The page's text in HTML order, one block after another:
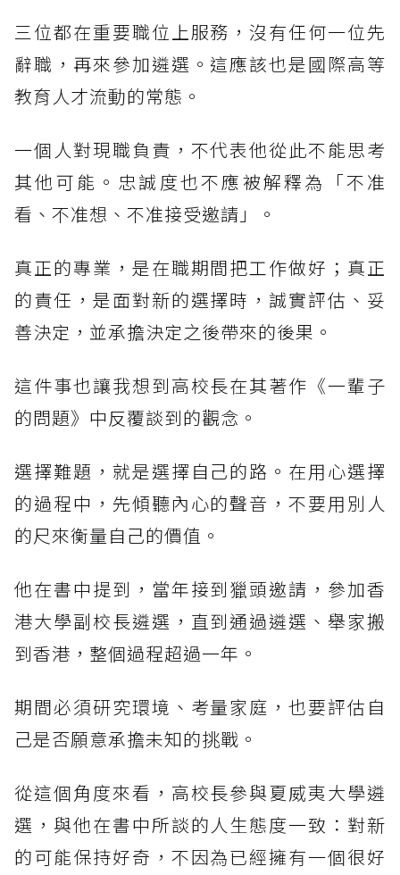
三位都在重要職位上服務，沒有任何一位先
辭職，再來參加遴選。這應該也是國際高等
教育人才流動的常態。
一個人對現職負責，不代表他從此不能思考
其他可能。忠誠度也不應被解釋為「不准
看、不准想、不准接受邀請」。
真正的專業，是在職期間把工作做好；真正
的責任，是面對新的選擇時，誠實評估、妥
善決定，並承擔決定之後帶來的後果。
這件事也讓我想到高校長在其著作《一輩子
的問題》中反覆談到的觀念。
選擇難題，就是選擇自己的路。在用心選擇
的過程中，先傾聽內心的聲音，不要用別人
的尺來衡量自己的價值。
他在書中提到，當年接到獵頭邀請，參加香
港大學副校長遴選，直到通過遴選、舉家搬
到香港，整個過程超過一年。
期間必須研究環境、考量家庭，也要評估自
己是否願意承擔未知的挑戰。
從這個角度來看，高校長參與夏威夷大學遴
選，與他在書中所談的人生態度一致：對新
的可能保持好奇，不因為已經擁有一個很好